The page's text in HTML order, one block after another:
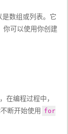
数组或列表。它
你可以使用你创建
在编程过程中，
断开始使用
for